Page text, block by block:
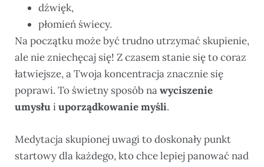
dźwięk,
płomień świecy.
Na początku może być trudno utrzymać skupienie,
ale nie zniechęcaj się! Z czasem stanie się to coraz
łatwiejsze, a Twoja koncentracja znacznie się
poprawi. To świetny sposób nawyciszenie
umysłu iuporządkowanie myśli.
Medytacja skupionej uwagi to doskonały punkt
startowy dla każdego, kto chce lepiej panować nad